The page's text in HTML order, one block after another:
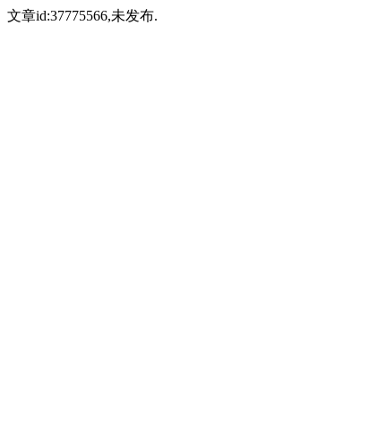
文章id:37775566,未发布.